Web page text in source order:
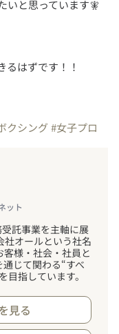
るはずです！！
クシング #女子プロ
ット
託事業を主軸に展
社オールという社名
客様・社会・社員と
じて関わる“すべ
目指しています。
見る